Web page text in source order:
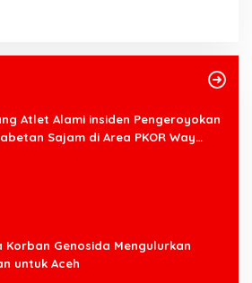
Atlet Alami insiden Pengeroyokan
Sajam di Area PKOR Way
Korban Genosida Mengulurkan
untuk Aceh